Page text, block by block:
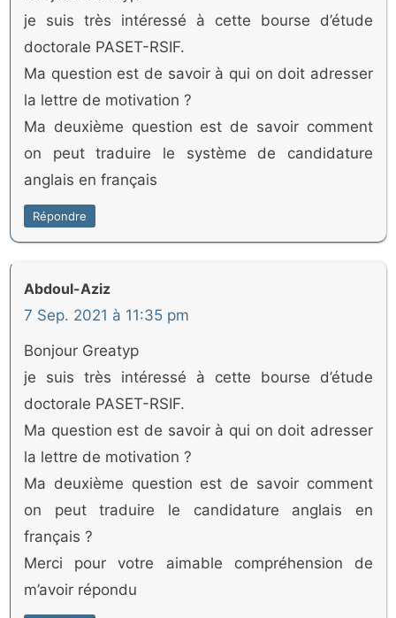
je suis très intéressé à cette bourse d’étude
doctorale PASET-RSIF.
Ma question est de savoir à qui on doit adresser
la lettre de motivation ?
Ma deuxième question est de savoir comment
on peut traduire le système de candidature
anglais en français
Répondre
Abdoul-Aziz
7 Sep. 2021 à 11:35 pm
Bonjour Greatyp
je suis très intéressé à cette bourse d’étude
doctorale PASET-RSIF.
Ma question est de savoir à qui on doit adresser
la lettre de motivation ?
Ma deuxième question est de savoir comment
on peut traduire le candidature anglais en
français ?
Merci pour votre aimable compréhension de
m’avoir répondu